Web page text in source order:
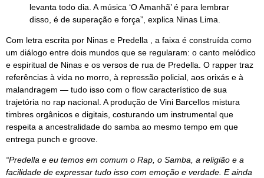
levanta todo dia. A música ‘O Amanhã’ é para lembrar
disso, é de superação e força”, explica Ninas Lima.
Com letra escrita por Ninas e Predella , a faixa é construída como
um diálogo entre dois mundos que se regularam: o canto melódico
e espiritual de Ninas e os versos de rua de Predella. O rapper traz
referências à vida no morro, à repressão policial, aos orixás e à
malandragem — tudo isso com o flow característico de sua
trajetória no rap nacional. A produção de Vini Barcellos mistura
timbres orgânicos e digitais, costurando um instrumental que
respeita a ancestralidade do samba ao mesmo tempo em que
entrega punch e groove.
“Predella e eu temos em comum o Rap, o Samba, a religião e a
facilidade de expressar tudo isso com emoção e verdade. E ainda